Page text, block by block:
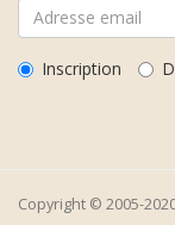
Inscription
Copyright © 2005-